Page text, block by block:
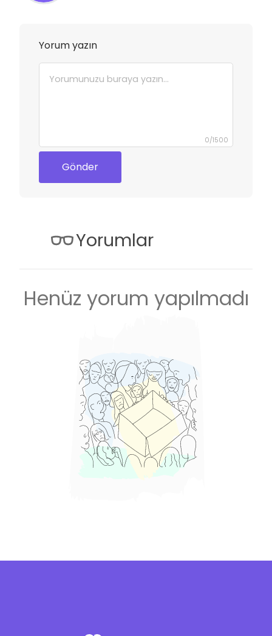
Yorum yazın
0/1500
Gönder
Yorumlar
Henüz yorum yapılmadı